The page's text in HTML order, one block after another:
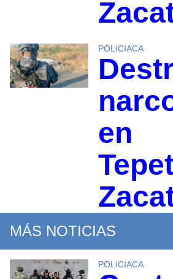
POLICIACA
en
MÁS NOTICIAS
POLICIACA